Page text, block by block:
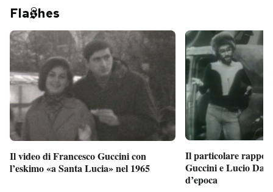
Fla hes
Il video di Francesco Guccini con
l’eskimo «a Santa Lucia» nel 1965
Il particolare
Guccini e Lucio
d’epoca